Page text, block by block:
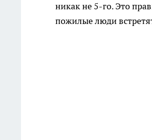
никак не 5-го. Это
пожилые люди